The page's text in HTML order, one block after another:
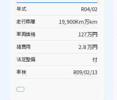
年式 R04/02
走行距離 19,900Km万km
車両価格 127万円
諸費用 2.8 万円
法定整備 付
車検 R09/02/13